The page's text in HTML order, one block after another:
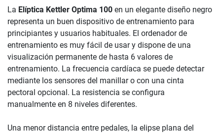
La Elíptica Kettler Optima 100 en un elegante diseño negro
representa un buen dispositivo de entrenamiento para
principiantes y usuarios habituales. El ordenador de
entrenamiento es muy fácil de usar y dispone de una
visualización permanente de hasta 6 valores de
entrenamiento. La frecuencia cardíaca se puede detectar
mediante los sensores del manillar o con una cinta
pectoral opcional. La resistencia se configura
manualmente en 8 niveles diferentes.
Una menor distancia entre pedales, la elipse plana del